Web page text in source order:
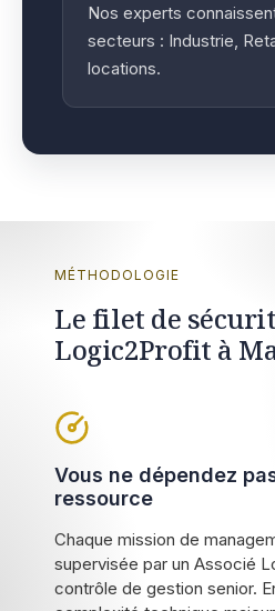
Nos experts
secteurs : Industrie,
locations.
MÉTHODOLOGIE
Le filet de
Logic2Profit à
Vous ne dépendez
ressource
Chaque mission de
supervisée par un Associé
contrôle de gestion senior.